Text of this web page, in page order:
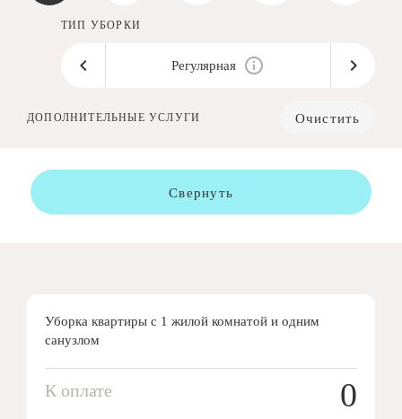
ТИП УБОРКИ
Регулярная
ДОПОЛНИТЕЛЬНЫЕ УСЛУГИ Очистить
Свернуть
Уборка квартиры с 1 жилой комнатой и одним
санузлом
К оплате 0